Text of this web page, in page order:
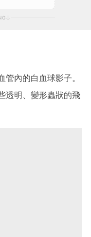
內的白血球影子。
透明、變形蟲狀的飛